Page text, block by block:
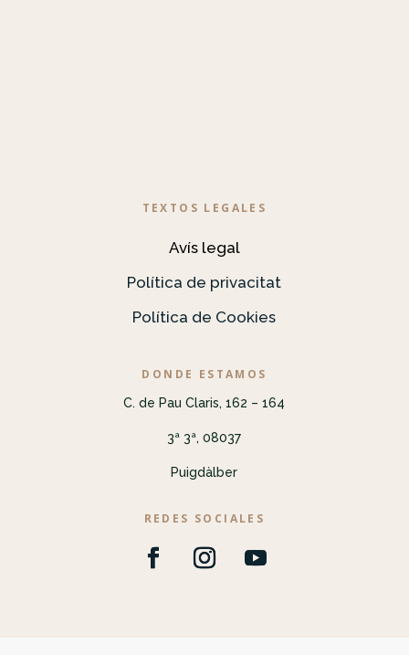
TEXTOS LEGALES
Avís legal
Política de privacitat
Política de Cookies
DONDE ESTAMOS
C. de Pau Claris, 162 – 164
3ª 3ª, 08037
Puigdàlber
REDES SOCIALES